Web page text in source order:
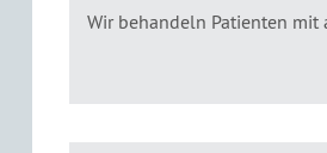
Wir behandeln Patienten